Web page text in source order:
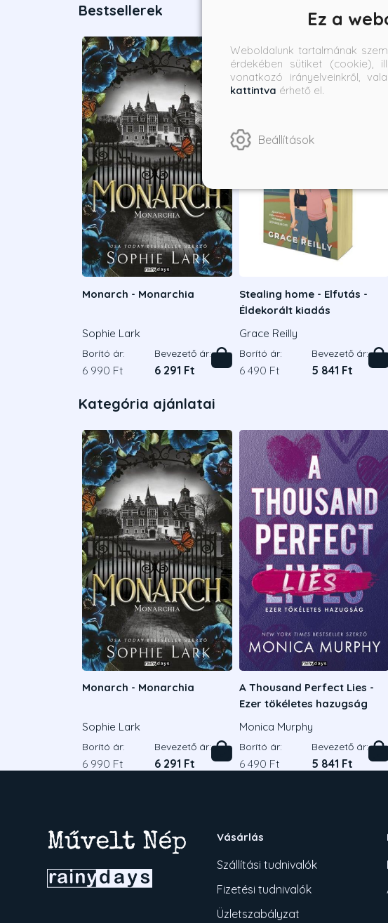
Bestsellerek
Monarch - Monarchia
Sophie Lark
Borító ár:
6 990 Ft
Bevezető ár:
6 291 Ft
Stealing home - Elfutás -
Éldekorált kiadás
Grace Reilly
Borító ár:
6 490 Ft
Bevezető ár:
5 841 Ft
Kategória ajánlatai
Monarch - Monarchia
Sophie Lark
Borító ár:
6 990 Ft
Bevezető ár:
6 291 Ft
A Thousand Perfect Lies -
Ezer tökéletes hazugság
Monica Murphy
Borító ár:
6 490 Ft
Bevezető ár:
5 841 Ft
Vásárlás
Szállítási tudnivalók
Fizetési tudnivalók
Üzletszabályzat
Ez a
Weboldalunk tartalmának
érdekében sütiket (cookie),
vonatkozó irányelveinkről,
kattintva érhető el.
Beállítások